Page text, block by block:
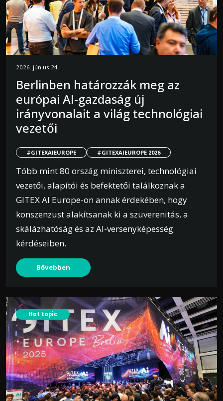
2026. június 24.
Berlinben határozzák meg az
európai AI-gazdaság új
irányvonalait a világ technológiai
vezetői
#GITEXAIEUROPE #GITEXAIEUROPE 2026
Több mint 80 ország miniszterei, technológiai
vezetői, alapítói és befektetői találkoznak a
GITEX AI Europe-on annak érdekében, hogy
konszenzust alakítsanak ki a szuverenitás, a
skálázhatóság és az AI-versenyképesség
kérdéseiben.
Bővebben
Hot topic